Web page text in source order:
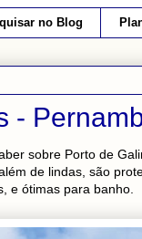
no Blog
-
sobre Porto de
de lindas, são
e ótimas para banho.